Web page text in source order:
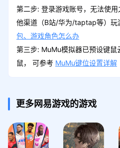
第二步: 登录游戏账号，无法使
他渠道（B站/华为/taptap等）玩
包、游戏角色怎么办
第三步: MuMu模拟器已预设键鼠
鼠， 可参考 MuMu键位设置详解
更多网易游戏的游戏